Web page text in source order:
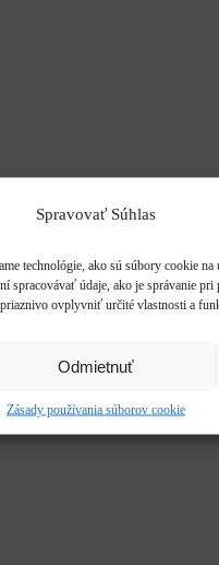
Spravovať Súhlas
technológie, ako sú súbory cookie
spracovávať údaje, ako je správanie
ovplyvniť určité vlastnosti a
Odmietnuť
Zásady používania súborov cookie